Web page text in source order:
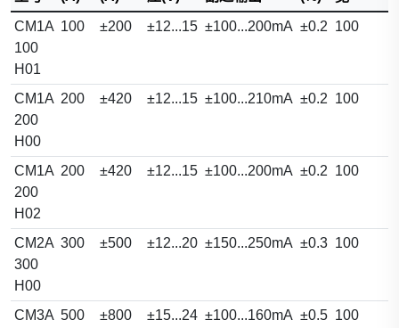
CM1A
100
H01
100 ±200 ±12...15 ±100...200mA ±0.2 100
CM1A
200
H00
200 ±420 ±12...15 ±100...210mA ±0.2 100
CM1A
200
H02
200 ±420 ±12...15 ±100...200mA ±0.2 100
CM2A
300
H00
300 ±500 ±12...20 ±150...250mA ±0.3 100
CM3A 500 ±800 ±15...24 ±100...160mA ±0.5 100